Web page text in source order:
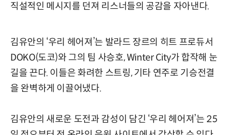
직설적인 메시지를 던져 리스너들의 공감을 자아낸다.
김유안의 ‘우리 헤어져’는 발라드 장르의 히트 프로듀서
DOKO(도코)와 그의 팀 사승호, Winter City가 합작해 눈
길을 끈다. 이들은 화려한 스트링, 기타 연주로 기승전결
을 완벽하게 이끌어냈다.
김유안의 새로운 도전과 감성이 담긴 ‘우리 헤어져’는 25